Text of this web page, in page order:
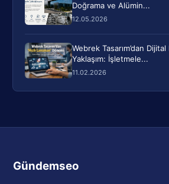
Doğrama ve Alümin...
12.05.2026
Webrek Tasarım’dan
Yaklaşım: İşletmele...
11.02.2026
Gündemseo